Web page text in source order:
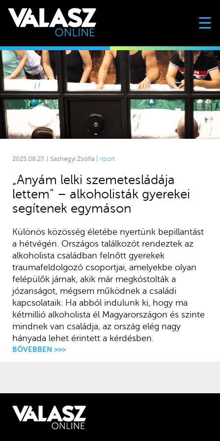
☰
2025.08.27. | Sashegyi Zsófia | riport
„Anyám lelki szemetesládája
lettem” – alkoholisták gyerekei
segítenek egymáson
Különös közösség életébe nyertünk bepillantást
a hétvégén. Országos találkozót rendeztek az
alkoholista családban felnőtt gyerekek
traumafeldolgozó csoportjai, amelyekbe olyan
felépülők járnak, akik már megkóstolták a
józanságot, mégsem működnek a családi
kapcsolataik. Ha abból indulunk ki, hogy ma
kétmillió alkoholista él Magyarországon és szinte
mindnek van családja, az ország elég nagy
hányada lehet érintett a kérdésben.
BŐVEBBEN >>>